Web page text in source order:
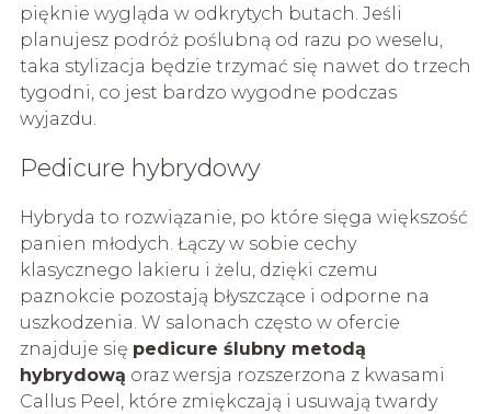
pięknie wygląda w odkrytych butach. Jeśli
planujesz podróż poślubną od razu po weselu,
taka stylizacja będzie trzymać się nawet do trzech
tygodni, co jest bardzo wygodne podczas
wyjazdu.
Pedicure hybrydowy
Hybryda to rozwiązanie, po które sięga większość
panien młodych. Łączy w sobie cechy
klasycznego lakieru i żelu, dzięki czemu
paznokcie pozostają błyszczące i odporne na
uszkodzenia. W salonach często w ofercie
znajduje się pedicure ślubny metodą
hybrydową oraz wersja rozszerzona z kwasami
Callus Peel, które zmiękczają i usuwają twardy